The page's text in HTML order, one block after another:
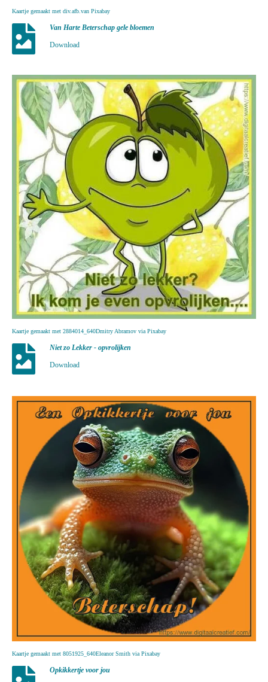
Kaartje gemaakt met div.afb.van Pixabay
Van Harte Beterschap gele bloemen
Download
Kaartje gemaakt met 2884014_640Dmitry Abramov via Pixabay
Niet zo Lekker - opvrolijken
Download
Kaartje gemaakt met 8051925_640Eleanor Smith via Pixabay
Opkikkertje voor jou